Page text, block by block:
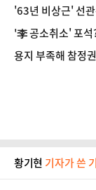
'63년 비상근' 선
나? [법조계에 물
'李 공소취소' 포
조계에 물어보니
용지 부족해 참정
황기현 기자가 쓴